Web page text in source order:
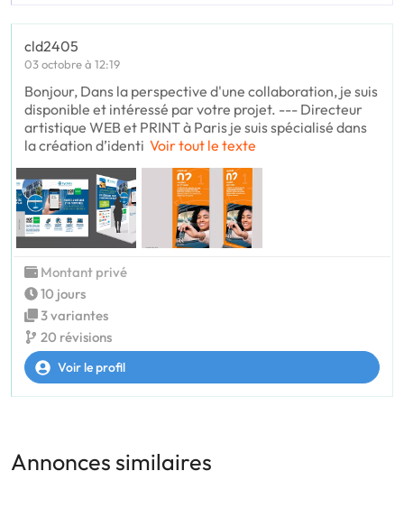
cld2405
03 octobre à 12:19
Bonjour, Dans la perspective d'une collaboration, je suis
disponible et intéressé par votre projet. --- Directeur
artistique WEB et PRINT à Paris je suis spécialisé dans
la création d’identi Voir tout le texte
Montant privé
10 jours
3 variantes
20 révisions
Voir le profil
Annonces similaires